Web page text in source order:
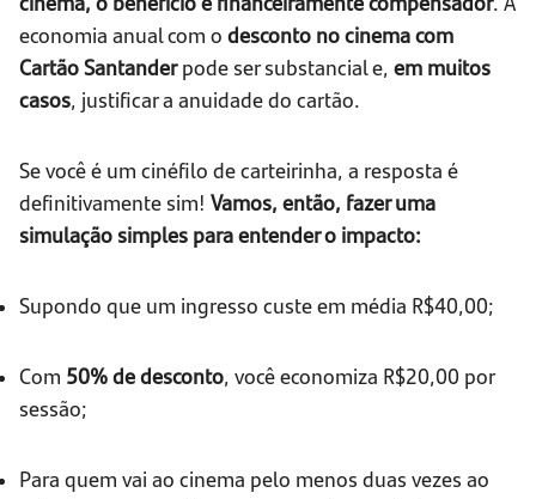
economia anual com o desconto no cinema com
Cartão Santanderpode ser substancial e, em muitos
casos, justificar a anuidade do cartão.
Se você é um cinéfilo de carteirinha, a resposta é
definitivamente sim! Vamos, então, fazer uma
simulação simples para entender o impacto:
Supondo que um ingresso custe em média R$40,00;
Com 50% de desconto, você economiza R$20,00 por
sessão;
Para quem vai ao cinema pelo menos duas vezes ao